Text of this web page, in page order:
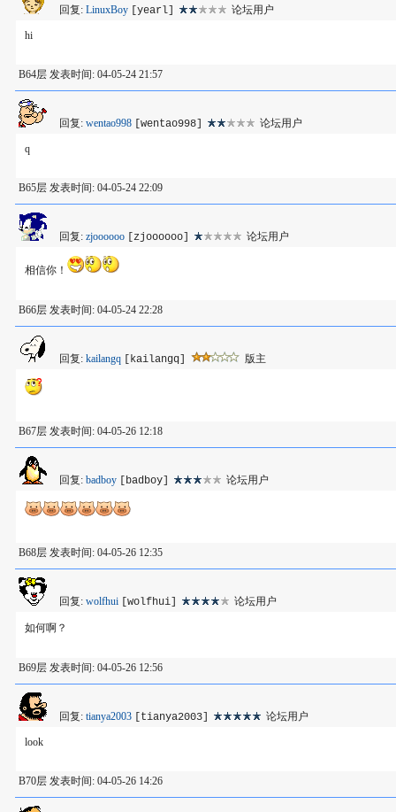
回复: LinuxBoy [yearl] 论坛用户
hi
B64层 发表时间: 04-05-24 21:57
回复: wentao998 [wentao998] 论坛用户
q
B65层 发表时间: 04-05-24 22:09
回复: zjoooooo [zjoooooo] 论坛用户
相信你！
B66层 发表时间: 04-05-24 22:28
回复: kailangq [kailangq] 版主
B67层 发表时间: 04-05-26 12:18
回复: badboy [badboy] 论坛用户
B68层 发表时间: 04-05-26 12:35
回复: wolfhui [wolfhui] 论坛用户
如何啊？
B69层 发表时间: 04-05-26 12:56
回复: tianya2003 [tianya2003] 论坛用户
look
B70层 发表时间: 04-05-26 14:26